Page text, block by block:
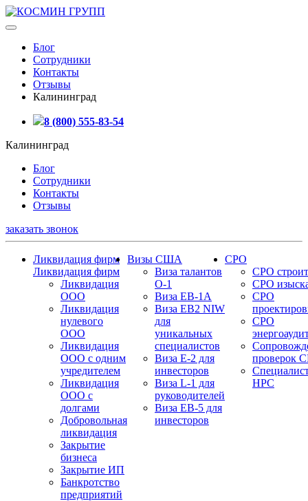
Блог
Сотрудники
Контакты
Отзывы
Калининград
8 (800) 555-83-54
Калининград
Блог
Сотрудники
Контакты
Отзывы
заказать звонок
Ликвидация фирм
Ликвидация фирм
Ликвидация
ООО
Ликвидация
нулевого
ООО
Ликвидация
ООО с одним
учредителем
Ликвидация
ООО с
долгами
Добровольная
ликвидация
Закрытие
бизнеса
Закрытие ИП
Банкротство
предприятий
Визы США
Виза талантов
О-1
Виза EB-1A
Виза EB2 NIW
для
уникальных
специалистов
Виза E-2 для
инвесторов
Виза L-1 для
руководителей
Виза EB-5 для
инвесторов
СРО
СРО
СРО
СРО
СРО
проверок
НРС